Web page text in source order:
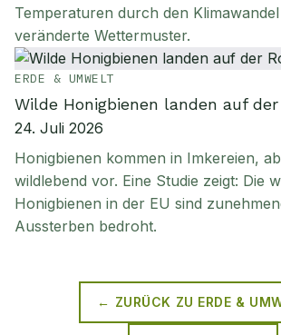
Temperaturen durch den
veränderte Wettermuster.
ERDE & UMWELT
Wilde Honigbienen landen auf
24. Juli 2026
Honigbienen kommen in Imkereien,
wildlebend vor. Eine Studie zeigt: Die
Honigbienen in der EU sind
Aussterben bedroht.
← ZURÜCK ZU ERDE &